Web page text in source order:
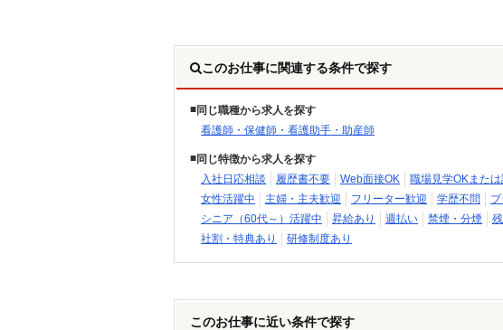
このお仕事に関連する条件で探す
同じ職種から求人を探す
看護師・保健師・看護助手・助産師
同じ特徴から求人を探す
入社日応相談
履歴書不要 Web面接OK 職場見学OKまたは
女性活躍中
主婦・主夫歓迎 フリーター歓迎 学歴不問
シニア（60代～）活躍中
昇給あり 週払い 禁煙・分煙
社割・特典あり
研修制度あり
このお仕事に近い条件で探す